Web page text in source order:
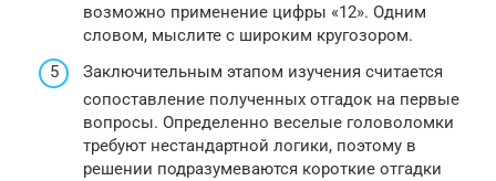
возможно применение цифры «12». Одним
словом, мыслите с широким кругозором.
Заключительным этапом изучения считается
сопоставление полученных отгадок на первые
вопросы. Определенно веселые головоломки
требуют нестандартной логики, поэтому в
решении подразумеваются короткие отгадки